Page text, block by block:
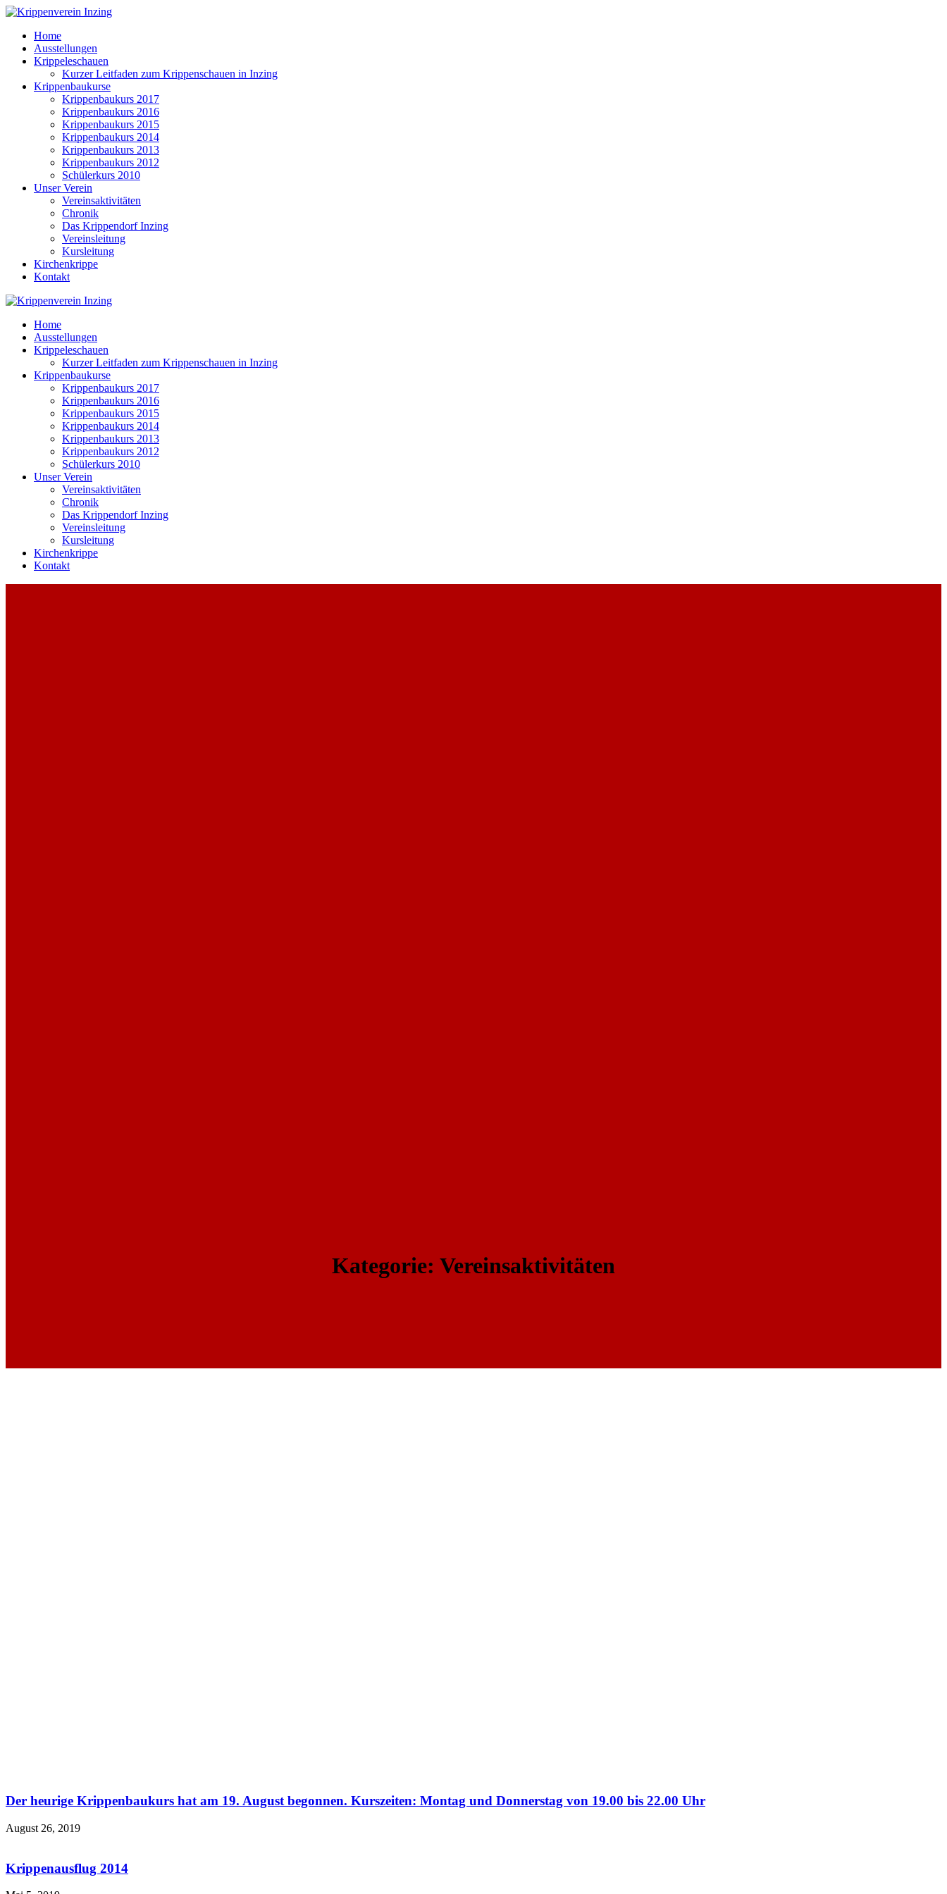
Home
Ausstellungen
Krippeleschauen
Kurzer Leitfaden zum Krippenschauen in Inzing
Krippenbaukurse
Krippenbaukurs 2017
Krippenbaukurs 2016
Krippenbaukurs 2015
Krippenbaukurs 2014
Krippenbaukurs 2013
Krippenbaukurs 2012
Schülerkurs 2010
Unser Verein
Vereinsaktivitäten
Chronik
Das Krippendorf Inzing
Vereinsleitung
Kursleitung
Kirchenkrippe
Kontakt
Home
Ausstellungen
Krippeleschauen
Kurzer Leitfaden zum Krippenschauen in Inzing
Krippenbaukurse
Krippenbaukurs 2017
Krippenbaukurs 2016
Krippenbaukurs 2015
Krippenbaukurs 2014
Krippenbaukurs 2013
Krippenbaukurs 2012
Schülerkurs 2010
Unser Verein
Vereinsaktivitäten
Chronik
Das Krippendorf Inzing
Vereinsleitung
Kursleitung
Kirchenkrippe
Kontakt
Kategorie: Vereinsaktivitäten
Der heurige Krippenbaukurs hat am 19. August begonnen. Kurszeiten: Montag und Donnerstag von 19.00 bis 22.00 Uhr
August 26, 2019
Krippenausflug 2014